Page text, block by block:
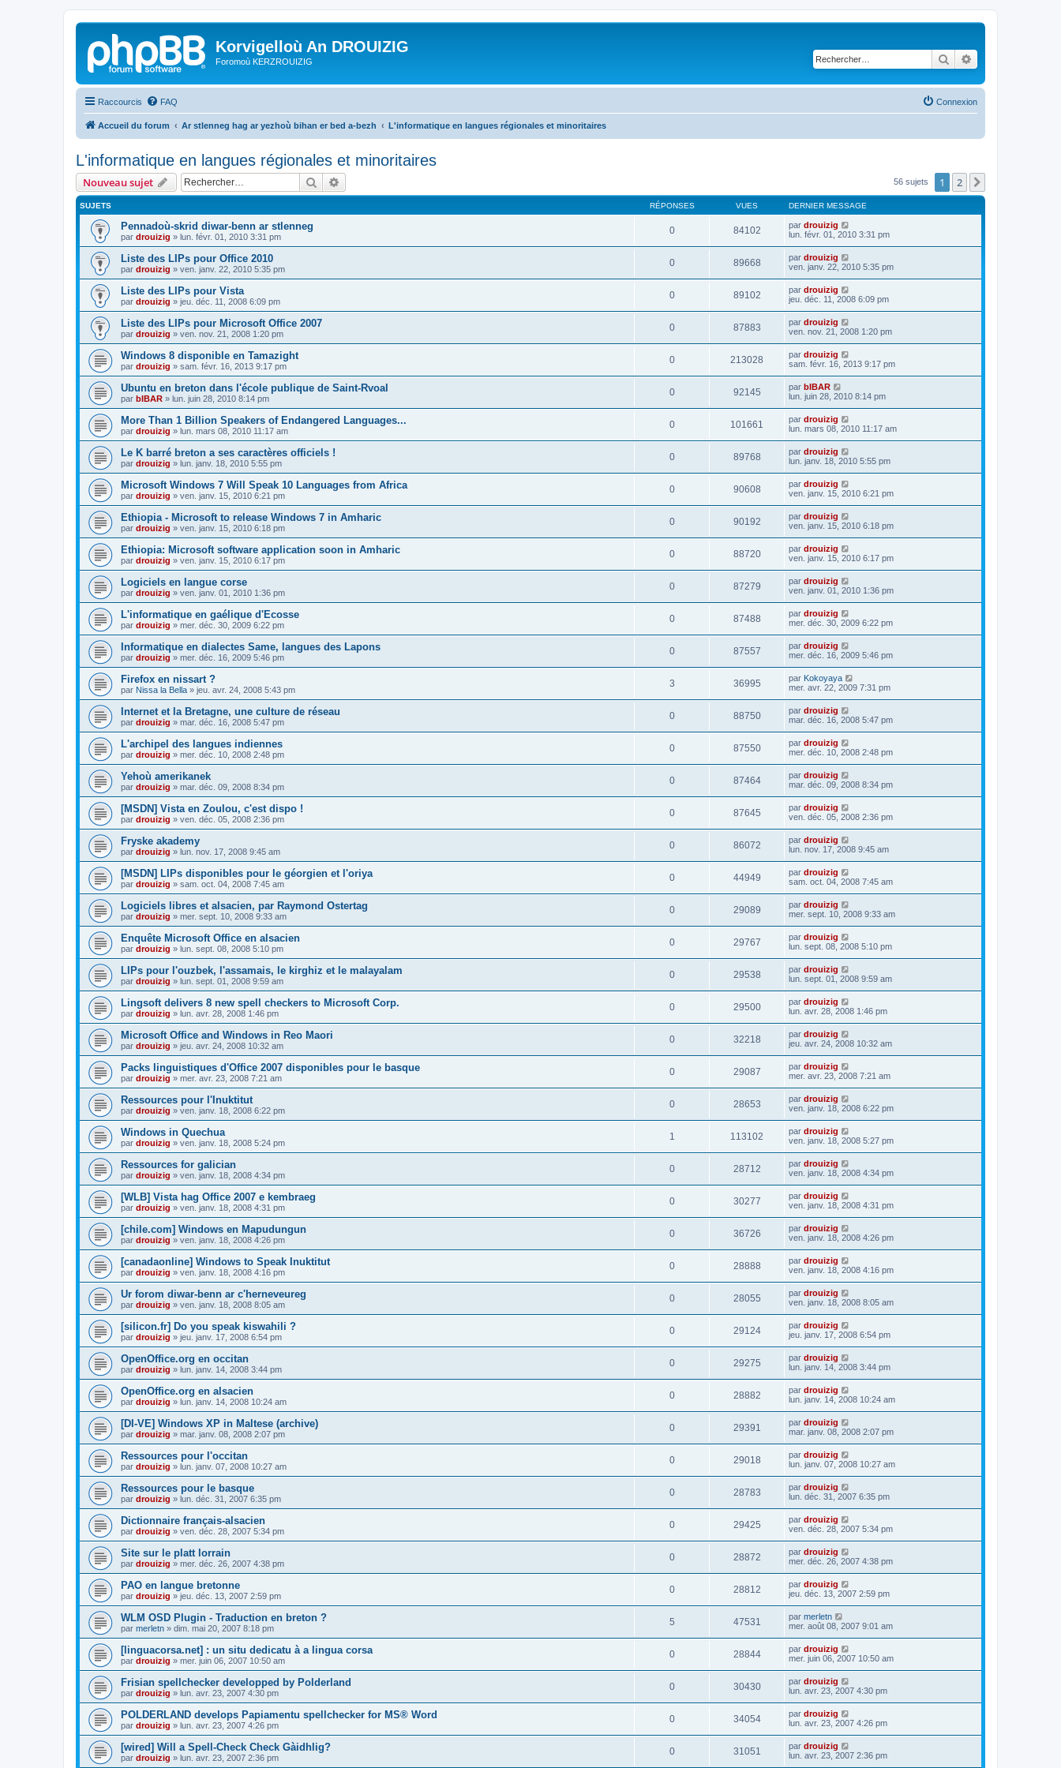
Korvigelloù An DROUIZIG
Foromoù KERZROUIZIG Rechercher
Raccourcis FAQ Connexion
Accueil du forum Ar stlenneg hag ar yezhoù bihan er bed a-bezh L'informatique en langues régionales et minoritaires
L'informatique en langues régionales et minoritaires
Nouveau sujet Rechercher 56 sujets 1 2
SUJETS RÉPONSES VUES DERNIER MESSAGE
Pennadoù-skrid diwar-benn ar stlenneg
par drouizig » lun. févr. 01, 2010 3:31 pm
0 84102 par drouizig
lun. févr. 01, 2010 3:31 pm
Liste des LIPs pour Office 2010
par drouizig » ven. janv. 22, 2010 5:35 pm
0 89668 par drouizig
ven. janv. 22, 2010 5:35 pm
Liste des LIPs pour Vista
par drouizig » jeu. déc. 11, 2008 6:09 pm
0 89102 par drouizig
jeu. déc. 11, 2008 6:09 pm
Liste des LIPs pour Microsoft Office 2007
par drouizig » ven. nov. 21, 2008 1:20 pm
0 87883 par drouizig
ven. nov. 21, 2008 1:20 pm
Windows 8 disponible en Tamazight
par drouizig » sam. févr. 16, 2013 9:17 pm
0 213028 par drouizig
sam. févr. 16, 2013 9:17 pm
Ubuntu en breton dans l'école publique de Saint-Rvoal
par bIBAR » lun. juin 28, 2010 8:14 pm
0 92145 par bIBAR
lun. juin 28, 2010 8:14 pm
More Than 1 Billion Speakers of Endangered Languages...
par drouizig » lun. mars 08, 2010 11:17 am
0 101661 par drouizig
lun. mars 08, 2010 11:17 am
Le K barré breton a ses caractères officiels !
par drouizig » lun. janv. 18, 2010 5:55 pm
0 89768 par drouizig
lun. janv. 18, 2010 5:55 pm
Microsoft Windows 7 Will Speak 10 Languages from Africa
par drouizig » ven. janv. 15, 2010 6:21 pm
0 90608 par drouizig
ven. janv. 15, 2010 6:21 pm
Ethiopia - Microsoft to release Windows 7 in Amharic
par drouizig » ven. janv. 15, 2010 6:18 pm
0 90192 par drouizig
ven. janv. 15, 2010 6:18 pm
Ethiopia: Microsoft software application soon in Amharic
par drouizig » ven. janv. 15, 2010 6:17 pm
0 88720 par drouizig
ven. janv. 15, 2010 6:17 pm
Logiciels en langue corse
par drouizig » ven. janv. 01, 2010 1:36 pm
0 87279 par drouizig
ven. janv. 01, 2010 1:36 pm
L'informatique en gaélique d'Ecosse
par drouizig » mer. déc. 30, 2009 6:22 pm
0 87488 par drouizig
mer. déc. 30, 2009 6:22 pm
Informatique en dialectes Same, langues des Lapons
par drouizig » mer. déc. 16, 2009 5:46 pm
0 87557 par drouizig
mer. déc. 16, 2009 5:46 pm
Firefox en nissart ?
par Nissa la Bella » jeu. avr. 24, 2008 5:43 pm
3 36995 par Kokoyaya
mer. avr. 22, 2009 7:31 pm
Internet et la Bretagne, une culture de réseau
par drouizig » mar. déc. 16, 2008 5:47 pm
0 88750 par drouizig
mar. déc. 16, 2008 5:47 pm
L'archipel des langues indiennes
par drouizig » mer. déc. 10, 2008 2:48 pm
0 87550 par drouizig
mer. déc. 10, 2008 2:48 pm
Yehoù amerikanek
par drouizig » mar. déc. 09, 2008 8:34 pm
0 87464 par drouizig
mar. déc. 09, 2008 8:34 pm
[MSDN] Vista en Zoulou, c'est dispo !
par drouizig » ven. déc. 05, 2008 2:36 pm
0 87645 par drouizig
ven. déc. 05, 2008 2:36 pm
Fryske akademy
par drouizig » lun. nov. 17, 2008 9:45 am
0 86072 par drouizig
lun. nov. 17, 2008 9:45 am
[MSDN] LIPs disponibles pour le géorgien et l'oriya
par drouizig » sam. oct. 04, 2008 7:45 am
0 44949 par drouizig
sam. oct. 04, 2008 7:45 am
Logiciels libres et alsacien, par Raymond Ostertag
par drouizig » mer. sept. 10, 2008 9:33 am
0 29089 par drouizig
mer. sept. 10, 2008 9:33 am
Enquête Microsoft Office en alsacien
par drouizig » lun. sept. 08, 2008 5:10 pm
0 29767 par drouizig
lun. sept. 08, 2008 5:10 pm
LIPs pour l'ouzbek, l'assamais, le kirghiz et le malayalam
par drouizig » lun. sept. 01, 2008 9:59 am
0 29538 par drouizig
lun. sept. 01, 2008 9:59 am
Lingsoft delivers 8 new spell checkers to Microsoft Corp.
par drouizig » lun. avr. 28, 2008 1:46 pm
0 29500 par drouizig
lun. avr. 28, 2008 1:46 pm
Microsoft Office and Windows in Reo Maori
par drouizig » jeu. avr. 24, 2008 10:32 am
0 32218 par drouizig
jeu. avr. 24, 2008 10:32 am
Packs linguistiques d'Office 2007 disponibles pour le basque
par drouizig » mer. avr. 23, 2008 7:21 am
0 29087 par drouizig
mer. avr. 23, 2008 7:21 am
Ressources pour l'Inuktitut
par drouizig » ven. janv. 18, 2008 6:22 pm
0 28653 par drouizig
ven. janv. 18, 2008 6:22 pm
Windows in Quechua
par drouizig » ven. janv. 18, 2008 5:24 pm
1 113102 par drouizig
ven. janv. 18, 2008 5:27 pm
Ressources for galician
par drouizig » ven. janv. 18, 2008 4:34 pm
0 28712 par drouizig
ven. janv. 18, 2008 4:34 pm
[WLB] Vista hag Office 2007 e kembraeg
par drouizig » ven. janv. 18, 2008 4:31 pm
0 30277 par drouizig
ven. janv. 18, 2008 4:31 pm
[chile.com] Windows en Mapudungun
par drouizig » ven. janv. 18, 2008 4:26 pm
0 36726 par drouizig
ven. janv. 18, 2008 4:26 pm
[canadaonline] Windows to Speak Inuktitut
par drouizig » ven. janv. 18, 2008 4:16 pm
0 28888 par drouizig
ven. janv. 18, 2008 4:16 pm
Ur forom diwar-benn ar c'herneveureg
par drouizig » ven. janv. 18, 2008 8:05 am
0 28055 par drouizig
ven. janv. 18, 2008 8:05 am
[silicon.fr] Do you speak kiswahili ?
par drouizig » jeu. janv. 17, 2008 6:54 pm
0 29124 par drouizig
jeu. janv. 17, 2008 6:54 pm
OpenOffice.org en occitan
par drouizig » lun. janv. 14, 2008 3:44 pm
0 29275 par drouizig
lun. janv. 14, 2008 3:44 pm
OpenOffice.org en alsacien
par drouizig » lun. janv. 14, 2008 10:24 am
0 28882 par drouizig
lun. janv. 14, 2008 10:24 am
[DI-VE] Windows XP in Maltese (archive)
par drouizig » mar. janv. 08, 2008 2:07 pm
0 29391 par drouizig
mar. janv. 08, 2008 2:07 pm
Ressources pour l'occitan
par drouizig » lun. janv. 07, 2008 10:27 am
0 29018 par drouizig
lun. janv. 07, 2008 10:27 am
Ressources pour le basque
par drouizig » lun. déc. 31, 2007 6:35 pm
0 28783 par drouizig
lun. déc. 31, 2007 6:35 pm
Dictionnaire français-alsacien
par drouizig » ven. déc. 28, 2007 5:34 pm
0 29425 par drouizig
ven. déc. 28, 2007 5:34 pm
Site sur le platt lorrain
par drouizig » mer. déc. 26, 2007 4:38 pm
0 28872 par drouizig
mer. déc. 26, 2007 4:38 pm
PAO en langue bretonne
par drouizig » jeu. déc. 13, 2007 2:59 pm
0 28812 par drouizig
jeu. déc. 13, 2007 2:59 pm
WLM OSD Plugin - Traduction en breton ?
par merletn » dim. mai 20, 2007 8:18 pm
5 47531 par merletn
mer. août 08, 2007 9:01 am
[linguacorsa.net] : un situ dedicatu à a lingua corsa
par drouizig » mer. juin 06, 2007 10:50 am
0 28844 par drouizig
mer. juin 06, 2007 10:50 am
Frisian spellchecker developped by Polderland
par drouizig » lun. avr. 23, 2007 4:30 pm
0 30430 par drouizig
lun. avr. 23, 2007 4:30 pm
POLDERLAND develops Papiamentu spellchecker for MS® Word
par drouizig » lun. avr. 23, 2007 4:26 pm
0 34054 par drouizig
lun. avr. 23, 2007 4:26 pm
[wired] Will a Spell-Check Check Gàidhlig?
par drouizig » lun. avr. 23, 2007 2:36 pm
0 31051 par drouizig
lun. avr. 23, 2007 2:36 pm